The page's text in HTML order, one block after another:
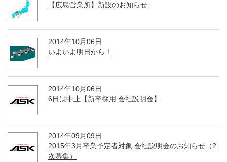
【広島営業所】新設のお知らせ
2014年10月06日
いよいよ明日から！
2014年10月06日
6日は中止【新卒採用 会社説明会】
2014年09月09日
2015年3月卒業予定者対象 会社説明会のお知らせ（2
次募集）